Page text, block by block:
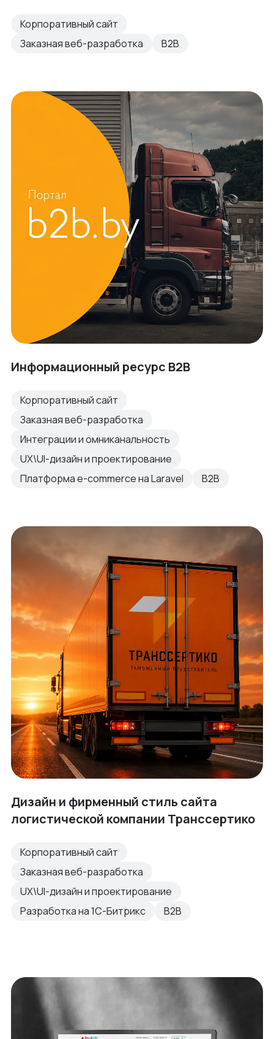
Корпоративный сайт
Заказная веб-разработка
B2B
Информационный ресурс B2B
Корпоративный сайт
Заказная веб-разработка
Интеграции и омниканальность
UX\UI-дизайн и проектирование
Платформа e-commerce на Laravel
B2B
Дизайн и фирменный стиль сайта
логистической компании Транссертико
Корпоративный сайт
Заказная веб-разработка
UX\UI-дизайн и проектирование
Разработка на 1С-Битрикс
B2B